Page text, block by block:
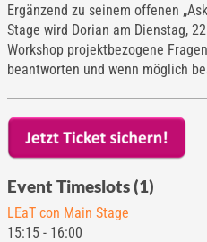
Ergänzend zu seinem offenen
Stage wird Dorian am Dienstag,
Workshop projektbezogene
beantworten und wenn möglich
Event Timeslots (1)
LEaT con Main Stage
15:15- 16:00